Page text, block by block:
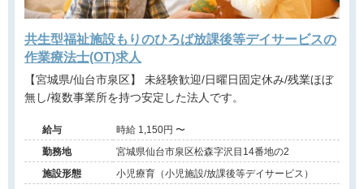
共生型福祉施設もりのひろば放課後等デイサービスの
作業療法士(OT)求人
【宮城県/仙台市泉区】 未経験歓迎/日曜日固定休み/残業ほぼ
無し/複数事業所を持つ安定した法人です。
給与
時給 1,150円 〜
勤務地
宮城県仙台市泉区松森字沢目14番地の2
施設形態
小児療育（小児施設/放課後等デイサービス）